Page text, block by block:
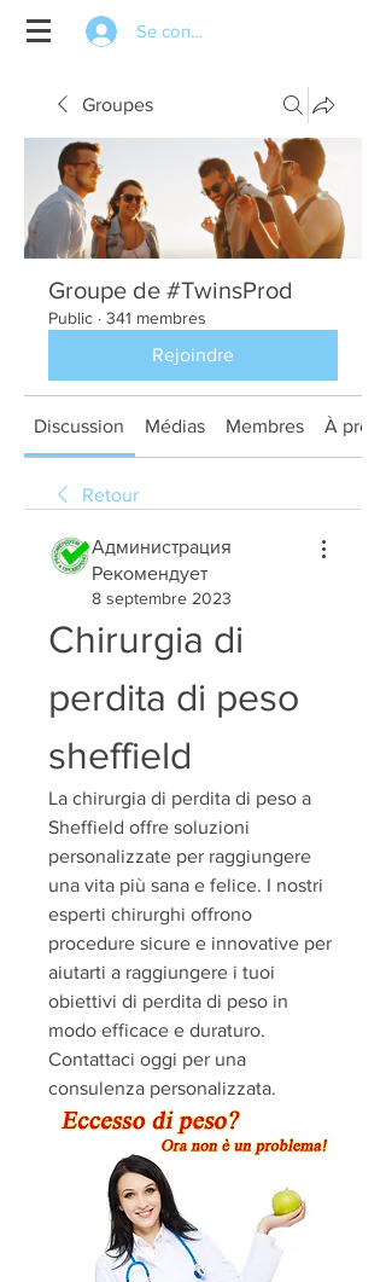
Se connecter
Groupes
Groupe de #TwinsProd
Public · 341 membres
Rejoindre
Discussion Médias Membres À
Retour
Администрация
Рекомендует
8 septembre 2023
Chirurgia di
perdita di peso
sheffield
La chirurgia di perdita di peso a
Sheffield offre soluzioni
personalizzate per raggiungere
una vita più sana e felice. I nostri
esperti chirurghi offrono
procedure sicure e innovative per
aiutarti a raggiungere i tuoi
obiettivi di perdita di peso in
modo efficace e duraturo.
Contattaci oggi per una
consulenza personalizzata.